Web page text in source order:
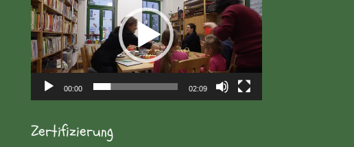
00:00 02:09
Zertifizierung